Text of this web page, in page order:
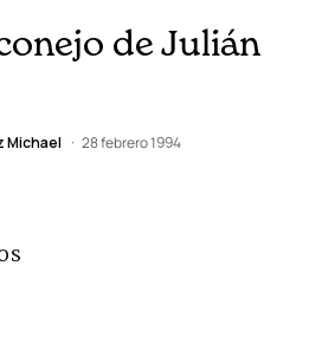
de Julián
Michael 28 febrero 1994